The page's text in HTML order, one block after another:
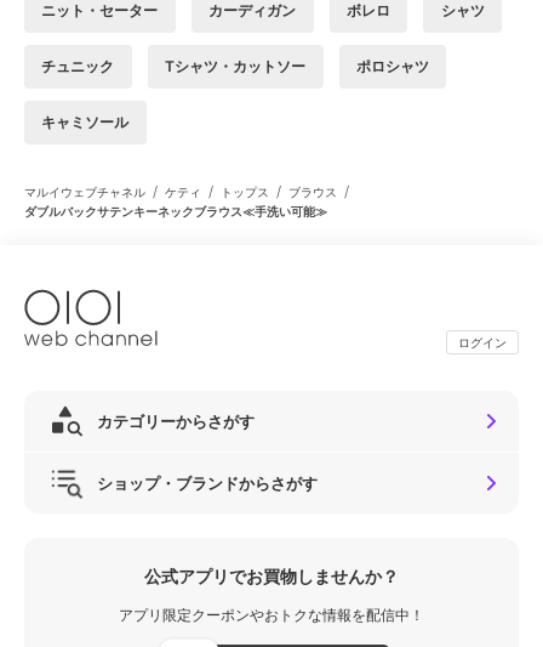
ニット・セーター カーディガン ボレロ シャツ
チュニック Tシャツ・カットソー ポロシャツ
キャミソール
マルイウェブチャネル / ケティ / トップス / ブラウス /
ダブルバックサテンキーネックブラウス≪手洗い可能≫
ログイン
カテゴリーからさがす
ショップ・ブランドからさがす
公式アプリでお買物しませんか？
アプリ限定クーポンやおトクな情報を配信中！